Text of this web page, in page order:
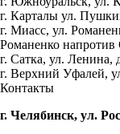
г. Карталы ул.
г. Миасс, ул.
Романенко
г. Сатка, ул. Ленина,
г. Верхний Уфалей,
Контакты
г. Челябинск, ул.